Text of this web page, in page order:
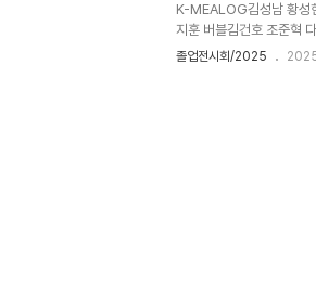
K-MEALOG김성남 황성
지훈 버블김건호 조준혁
졸업전시회/2025